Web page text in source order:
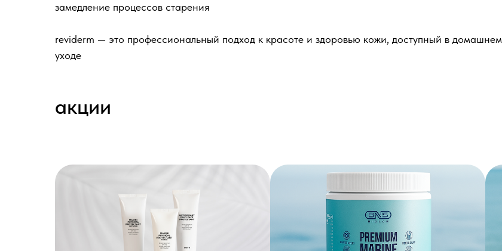
замедление процессов старения
reviderm — это профессиональный подход к красоте и здоровью кожи, доступный в домашнем
уходе
акции